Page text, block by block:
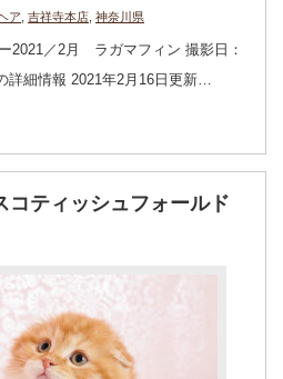
ア 吉祥寺本店 神奈川県
2021／2月 ラガマフィン 撮影日：
細情報 2021年2月16日更新…
コティッシュフォールド